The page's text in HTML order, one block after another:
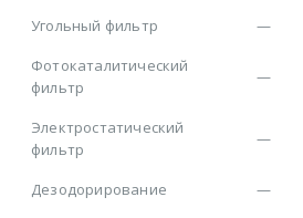
Угольный фильтр
—
Фотокаталитический
фильтр
—
Электростатический
фильтр
—
Дезодорирование
—